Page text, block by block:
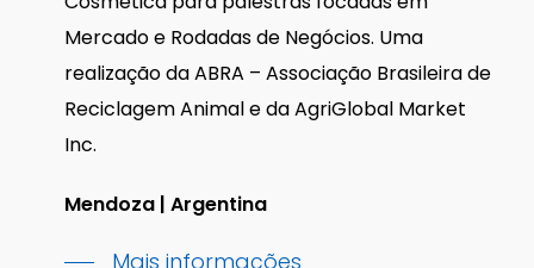
Mercado e Rodadas de Negócios. Uma
realização da ABRA – Associação Brasileira de
Reciclagem Animal e da AgriGlobal Market
Inc.
Mendoza | Argentina
Mais informações